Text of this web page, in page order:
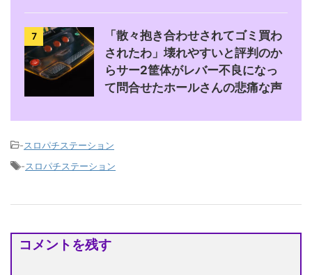
7
「散々抱き合わせされてゴミ買わ
されたわ」壊れやすいと評判のか
らサー2筐体がレバー不良になっ
て問合せたホールさんの悲痛な声
-スロパチステーション
-スロパチステーション
コメントを残す